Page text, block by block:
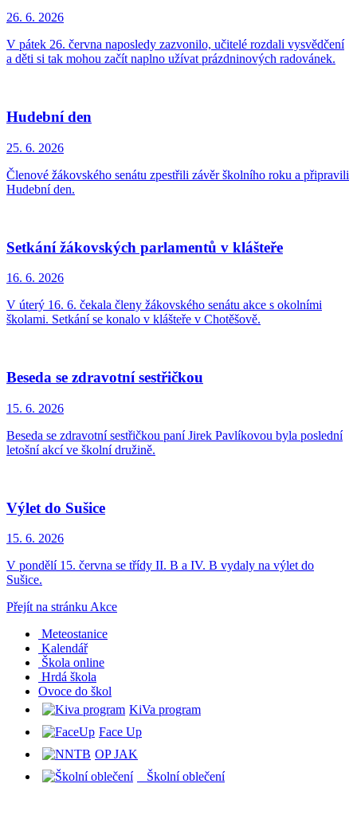
26. 6. 2026
V pátek 26. června naposledy zazvonilo, učitelé rozdali vysvědčení
a děti si tak mohou začít naplno užívat prázdninových radovánek.
Hudební den
25. 6. 2026
Členové žákovského senátu zpestřili závěr školního roku a připravili
Hudební den.
Setkání žákovských parlamentů v klášteře
16. 6. 2026
V úterý 16. 6. čekala členy žákovského senátu akce s okolními
školami. Setkání se konalo v klášteře v Chotěšově.
Beseda se zdravotní sestřičkou
15. 6. 2026
Beseda se zdravotní sestřičkou paní Jirek Pavlíkovou byla poslední
letošní akcí ve školní družině.
Výlet do Sušice
15. 6. 2026
V pondělí 15. června se třídy II. B a IV. B vydaly na výlet do
Sušice.
Přejít na stránku Akce
Meteostanice
Kalendář
Škola online
Hrdá škola
Ovoce do škol
KiVa program
Face Up
OP JAK
Školní oblečení